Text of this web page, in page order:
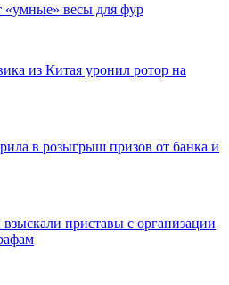
«умные» весы для фур
из Китая уронил ротор на
в розыгрыш призов от банка и
приставы с организации